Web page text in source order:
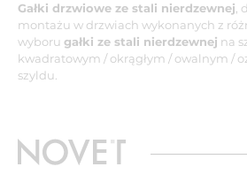
Gałki drzwiowe ze stali nierdzewnej
montażu w drzwiach wykonanych z
wyboru gałki ze stali nierdzewnej na
kwadratowym / okrągłym / owalnym /
szyldu.